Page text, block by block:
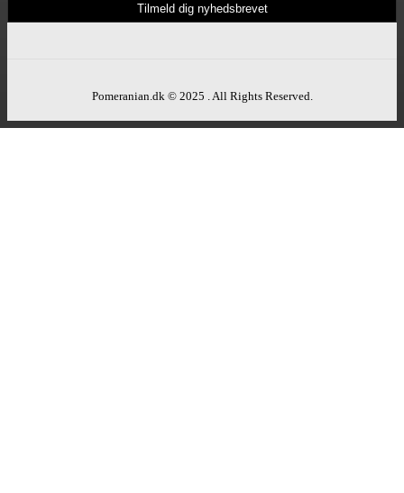
Pomeranian.dk © 2025 . All Rights Reserved.